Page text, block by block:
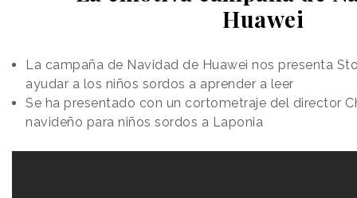
Huawei
La campaña de Navidad de Huawei nos presenta
ayudar a los niños sordos a aprender a leer
Se ha presentado con un cortometraje del director
navideño para niños sordos a Laponia